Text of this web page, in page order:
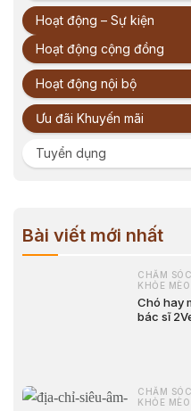
Hoạt động – Sự kiện
Hoạt động cộng đồng
Hoạt động nội bộ
Ưu đãi Khuyến mãi
Tuyển dụng
Bài viết mới nhất
CHĂM
KHỎE
Chó hay
bác sĩ
CHĂM
KHỎE